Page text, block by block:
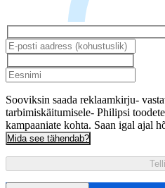
Sooviksin saada reklaamkirju-
tarbimiskäitumisele- Philipsi
kampaaniate kohta. Saan igal ajal
Mida see tähendab?
Telli